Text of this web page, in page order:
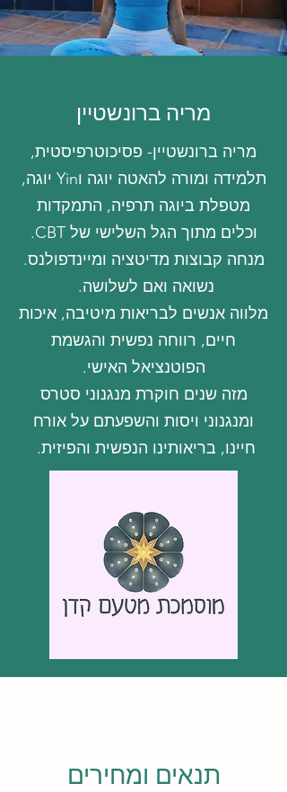
מריה ברונשטיין
מריה ברונשטיין- פסיכוטרפיסטית,
תלמידה ומורה להאטה יוגה וYin יוגה,
מטפלת ביוגה תרפיה, התמקדות
וכלים מתוך הגל השלישי של CBT.
מנחה קבוצות מדיטציה ומיינדפולנס.
נשואה ואם לשלושה.
מלווה אנשים לבריאות מיטיבה, איכות
חיים, רווחה נפשית והגשמת
הפוטנציאל האישי.
מזה שנים חוקרת מנגנוני סטרס
ומנגנוני ויסות והשפעתם על אורח
חיינו, בריאותינו הנפשית והפיזית.
תנאים ומחירים